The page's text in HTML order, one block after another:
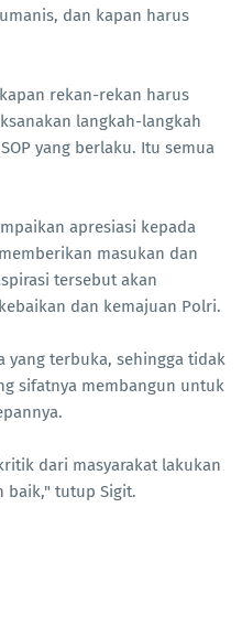
dan kapan harus
rekan-rekan harus
langkah-langkah
yang berlaku. Itu semua
apresiasi kepada
masukan dan
tersebut akan
dan kemajuan Polri.
yang terbuka, sehingga tidak
sifatnya membangun untuk
dari masyarakat lakukan
baik," tutup Sigit.